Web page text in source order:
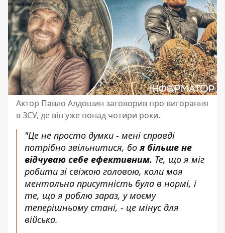
Актор Павло Алдошин заговорив про вигорання
в ЗСУ, де він уже понад чотири роки.
"Це не просто думки - мені справді
потрібно звільнитися, боя більше не
відчуваю себе ефективним. Те, що я міг
робити зі свіжою головою, коли моя
ментальна присутність була в нормі, і
те, що я роблю зараз, у моєму
теперішньому стані, - це мінус для
війська.